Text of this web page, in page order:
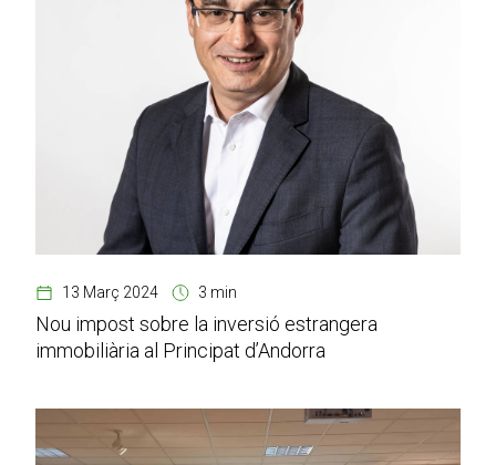
13 Març 2024 3 min
Nou impost sobre la inversió estrangera
immobiliària al Principat d’Andorra